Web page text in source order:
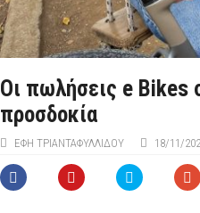
Oι πωλήσεις e
προσδοκία
ΈΦΗ ΤΡΙΑΝΤΑΦΥΛΛΊΔΟΥ 18/11/